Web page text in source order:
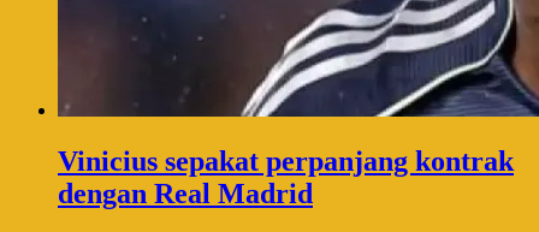
Vinicius sepakat perpanjang kontrak
dengan Real Madrid